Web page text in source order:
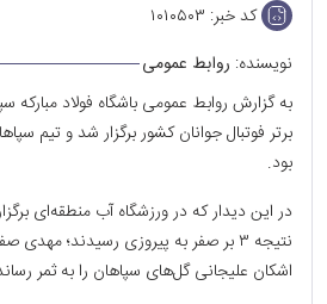
کد خبر: ۱۰۱۰۵۰۳
نویسنده: روابط عمومی
به گزارش روابط عمومی باشگاه فولاد
برتر فوتبال جوانان کشور برگزار شد و تیم
بود.
در این دیدار که در ورزشگاه آب منطقه‌ای
نتیجه ۳ بر صفر به پیروزی رسیدند؛
اشکان علیجانی گل‌های سپاهان را به ثمر